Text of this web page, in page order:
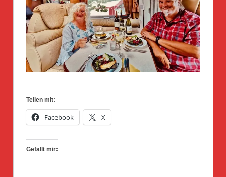
Teilen mit:
Facebook X
Gefällt mir: